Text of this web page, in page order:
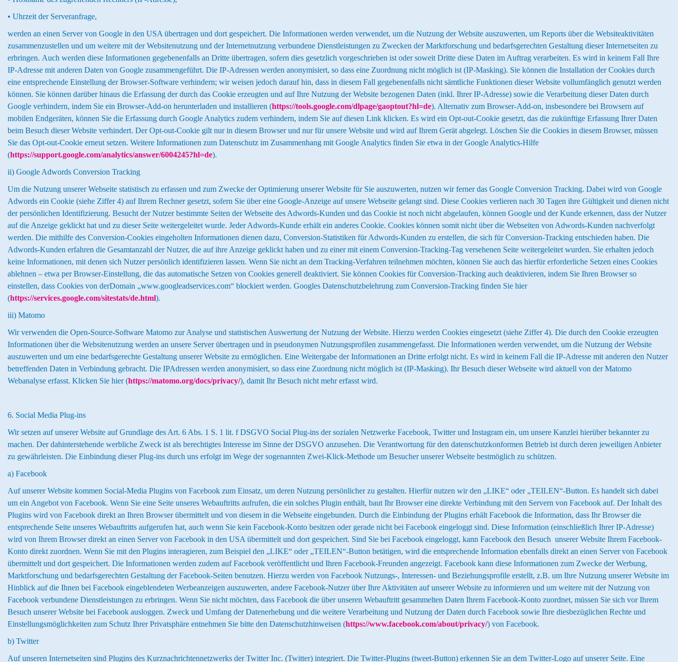
• Uhrzeit der Serveranfrage,
werden an einen Server von Google in den USA übertragen und dort gespeichert. Die Informationen werden verwendet, um die Nutzung der Website auszuwerten, um Reports über die Websiteaktivitäten
zusammenzustellen und um weitere mit der Websitenutzung und der Internetnutzung verbundene Dienstleistungen zu Zwecken der Marktforschung und bedarfsgerechten Gestaltung dieser Internetseiten zu
erbringen. Auch werden diese Informationen gegebenenfalls an Dritte übertragen, sofern dies gesetzlich vorgeschrieben ist oder soweit Dritte diese Daten im Auftrag verarbeiten. Es wird in keinem Fall Ihre
IP-Adresse mit anderen Daten von Google zusammengeführt. Die IP-Adressen werden anonymisiert, so dass eine Zuordnung nicht möglich ist (IP-Masking). Sie können die Installation der Cookies durch
eine entsprechende Einstellung der Browser-Software verhindern; wir weisen jedoch darauf hin, dass in diesem Fall gegebenenfalls nicht sämtliche Funktionen dieser Website vollumfänglich genutzt werden
können. Sie können darüber hinaus die Erfassung der durch das Cookie erzeugten und auf Ihre Nutzung der Website bezogenen Daten (inkl. Ihrer IP-Adresse) sowie die Verarbeitung dieser Daten durch
Google verhindern, indem Sie ein Browser-Add-on herunterladen und installieren (https://tools.google.com/dlpage/gaoptout?hl=de). Alternativ zum Browser-Add-on, insbesondere bei Browsern auf
mobilen Endgeräten, können Sie die Erfassung durch Google Analytics zudem verhindern, indem Sie auf diesen Link klicken. Es wird ein Opt-out-Cookie gesetzt, das die zukünftige Erfassung Ihrer Daten
beim Besuch dieser Website verhindert. Der Opt-out-Cookie gilt nur in diesem Browser und nur für unsere Website und wird auf Ihrem Gerät abgelegt. Löschen Sie die Cookies in diesem Browser, müssen
Sie das Opt-out-Cookie erneut setzen. Weitere Informationen zum Datenschutz im Zusammenhang mit Google Analytics finden Sie etwa in der Google Analytics-Hilfe
(https://support.google.com/analytics/answer/6004245?hl=de).
ii) Google Adwords Conversion Tracking
Um die Nutzung unserer Webseite statistisch zu erfassen und zum Zwecke der Optimierung unserer Website für Sie auszuwerten, nutzen wir ferner das Google Conversion Tracking. Dabei wird von Google
Adwords ein Cookie (siehe Ziffer 4) auf Ihrem Rechner gesetzt, sofern Sie über eine Google-Anzeige auf unsere Webseite gelangt sind. Diese Cookies verlieren nach 30 Tagen ihre Gültigkeit und dienen nicht
der persönlichen Identifizierung. Besucht der Nutzer bestimmte Seiten der Webseite des Adwords-Kunden und das Cookie ist noch nicht abgelaufen, können Google und der Kunde erkennen, dass der Nutzer
auf die Anzeige geklickt hat und zu dieser Seite weitergeleitet wurde. Jeder Adwords-Kunde erhält ein anderes Cookie. Cookies können somit nicht über die Webseiten von Adwords-Kunden nachverfolgt
werden. Die mithilfe des Conversion-Cookies eingeholten Informationen dienen dazu, Conversion-Statistiken für Adwords-Kunden zu erstellen, die sich für Conversion-Tracking entschieden haben. Die
Adwords-Kunden erfahren die Gesamtanzahl der Nutzer, die auf ihre Anzeige geklickt haben und zu einer mit einem Conversion-Tracking-Tag versehenen Seite weitergeleitet wurden. Sie erhalten jedoch
keine Informationen, mit denen sich Nutzer persönlich identifizieren lassen. Wenn Sie nicht an dem Tracking-Verfahren teilnehmen möchten, können Sie auch das hierfür erforderliche Setzen eines Cookies
ablehnen – etwa per Browser-Einstellung, die das automatische Setzen von Cookies generell deaktiviert. Sie können Cookies für Conversion-Tracking auch deaktivieren, indem Sie Ihren Browser so
einstellen, dass Cookies von derDomain „www.googleadservices.com“ blockiert werden. Googles Datenschutzbelehrung zum Conversion-Tracking finden Sie hier
(https://services.google.com/sitestats/de.html).
iii) Matomo
Wir verwenden die Open-Source-Software Matomo zur Analyse und statistischen Auswertung der Nutzung der Website. Hierzu werden Cookies eingesetzt (siehe Ziffer 4). Die durch den Cookie erzeugten
Informationen über die Websitenutzung werden an unsere Server übertragen und in pseudonymen Nutzungsprofilen zusammengefasst. Die Informationen werden verwendet, um die Nutzung der Website
auszuwerten und um eine bedarfsgerechte Gestaltung unserer Website zu ermöglichen. Eine Weitergabe der Informationen an Dritte erfolgt nicht. Es wird in keinem Fall die IP-Adresse mit anderen den Nutzer
betreffenden Daten in Verbindung gebracht. Die IPAdressen werden anonymisiert, so dass eine Zuordnung nicht möglich ist (IP-Masking). Ihr Besuch dieser Webseite wird aktuell von der Matomo
Webanalyse erfasst. Klicken Sie hier (https://matomo.org/docs/privacy/), damit Ihr Besuch nicht mehr erfasst wird.
6. Social Media Plug-ins
Wir setzen auf unserer Website auf Grundlage des Art. 6 Abs. 1 S. 1 lit. f DSGVO Social Plug-ins der sozialen Netzwerke Facebook, Twitter und Instagram ein, um unsere Kanzlei hierüber bekannter zu
machen. Der dahinterstehende werbliche Zweck ist als berechtigtes Interesse im Sinne der DSGVO anzusehen. Die Verantwortung für den datenschutzkonformen Betrieb ist durch deren jeweiligen Anbieter
zu gewährleisten. Die Einbindung dieser Plug-ins durch uns erfolgt im Wege der sogenannten Zwei-Klick-Methode um Besucher unserer Webseite bestmöglich zu schützen.
a) Facebook
Auf unserer Website kommen Social-Media Plugins von Facebook zum Einsatz, um deren Nutzung persönlicher zu gestalten. Hierfür nutzen wir den „LIKE“ oder „TEILEN“-Button. Es handelt sich dabei
um ein Angebot von Facebook. Wenn Sie eine Seite unseres Webauftritts aufrufen, die ein solches Plugin enthält, baut Ihr Browser eine direkte Verbindung mit den Servern von Facebook auf. Der Inhalt des
Plugins wird von Facebook direkt an Ihren Browser übermittelt und von diesem in die Webseite eingebunden. Durch die Einbindung der Plugins erhält Facebook die Information, dass Ihr Browser die
entsprechende Seite unseres Webauftritts aufgerufen hat, auch wenn Sie kein Facebook-Konto besitzen oder gerade nicht bei Facebook eingeloggt sind. Diese Information (einschließlich Ihrer IP-Adresse)
wird von Ihrem Browser direkt an einen Server von Facebook in den USA übermittelt und dort gespeichert. Sind Sie bei Facebook eingeloggt, kann Facebook den Besuch unserer Website Ihrem Facebook-
Konto direkt zuordnen. Wenn Sie mit den Plugins interagieren, zum Beispiel den „LIKE“ oder „TEILEN“-Button betätigen, wird die entsprechende Information ebenfalls direkt an einen Server von Facebook
übermittelt und dort gespeichert. Die Informationen werden zudem auf Facebook veröffentlicht und Ihren Facebook-Freunden angezeigt. Facebook kann diese Informationen zum Zwecke der Werbung,
Marktforschung und bedarfsgerechten Gestaltung der Facebook-Seiten benutzen. Hierzu werden von Facebook Nutzungs-, Interessen- und Beziehungsprofile erstellt, z.B. um Ihre Nutzung unserer Website im
Hinblick auf die Ihnen bei Facebook eingeblendeten Werbeanzeigen auszuwerten, andere Facebook-Nutzer über Ihre Aktivitäten auf unserer Website zu informieren und um weitere mit der Nutzung von
Facebook verbundene Dienstleistungen zu erbringen. Wenn Sie nicht möchten, dass Facebook die über unseren Webauftritt gesammelten Daten Ihrem Facebook-Konto zuordnet, müssen Sie sich vor Ihrem
Besuch unserer Website bei Facebook ausloggen. Zweck und Umfang der Datenerhebung und die weitere Verarbeitung und Nutzung der Daten durch Facebook sowie Ihre diesbezüglichen Rechte und
Einstellungsmöglichkeiten zum Schutz Ihrer Privatsphäre entnehmen Sie bitte den Datenschutzhinweisen (https://www.facebook.com/about/privacy/) von Facebook.
b) Twitter
Auf unseren Internetseiten sind Plugins des Kurznachrichtennetzwerks der Twitter Inc. (Twitter) integriert. Die Twitter-Plugins (tweet-Button) erkennen Sie an dem Twitter-Logo auf unserer Seite. Eine